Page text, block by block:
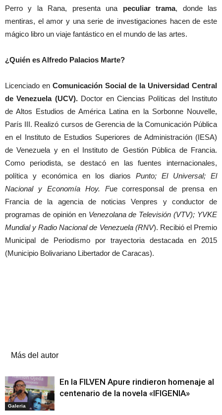
Perro y la Rana, presenta una peculiar trama, donde las
mentiras, el amor y una serie de investigaciones hacen de este
mágico libro un viaje fantástico en el mundo de las artes.
¿Quién es Alfredo Palacios Marte?
Licenciado en Comunicación Social de la Universidad Central
de Venezuela (UCV).Doctor en Ciencias Políticas del Instituto
de Altos Estudios de América Latina en la Sorbonne Nouvelle,
París III. Realizó cursos de Gerencia de la Comunicación Pública
en el Instituto de Estudios Superiores de Administración (IESA)
de Venezuela y en el Instituto de Gestión Pública de Francia.
Como periodista, se destacó en las fuentes internacionales,
política y económica en los diarios Punto; El Universal; El
Nacional y Economía Hoy. Fue corresponsal de prensa en
Francia de la agencia de noticias Venpres y conductor de
programas de opinión en Venezolana de Televisión (VTV); YVKE
Mundial y Radio Nacional de Venezuela (RNV). Recibió el Premio
Municipal de Periodismo por trayectoria destacada en 2015
(Municipio Bolivariano Libertador de Caracas).
Más del autor
Galeria
En la FILVEN Apure rindieron homenaje al
centenario de la novela «IFIGENIA»